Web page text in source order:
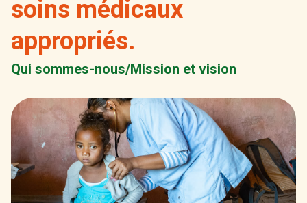
soins médicaux
appropriés.
Qui sommes-nous/Mission et vision